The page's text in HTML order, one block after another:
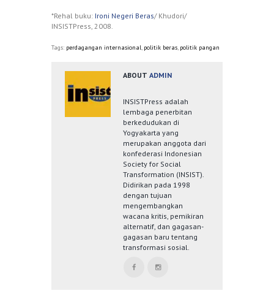
*Rehal buku: Ironi Negeri Beras/ Khudori/
INSISTPress, 2008.
Tags: perdagangan internasional, politik beras, politik pangan
ABOUTADMIN
INSISTPress adalah
lembaga penerbitan
berkedudukan di
Yogyakarta yang
merupakan anggota dari
konfederasi Indonesian
Society for Social
Transformation (INSIST).
Didirikan pada 1998
dengan tujuan
mengembangkan
wacana kritis, pemikiran
alternatif, dan gagasan-
gagasan baru tentang
transformasi sosial.